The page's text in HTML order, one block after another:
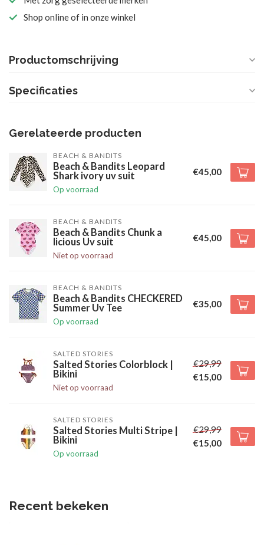
Shop online of in onze winkel
Productomschrijving
Specificaties
Gerelateerde producten
BEACH & BANDITS
Beach & Bandits Leopard
Shark ivory uv suit
Op voorraad
€45,00
BEACH & BANDITS
Beach & Bandits Chunk a
licious Uv suit
Niet op voorraad
€45,00
BEACH & BANDITS
Beach & Bandits CHECKERED
Summer Uv Tee
Op voorraad
€35,00
SALTED STORIES
Salted Stories Colorblock |
Bikini
Niet op voorraad
€29,99
€15,00
SALTED STORIES
Salted Stories Multi Stripe |
Bikini
Op voorraad
€29,99
€15,00
Recent bekeken